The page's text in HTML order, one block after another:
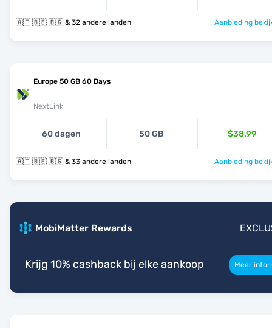
🇦🇹 🇧🇪 🇧🇬 & 32 andere landen Aanbieding
Europe 50 GB 60 Days
NextLink
60 dagen 50 GB $38.99
🇦🇹 🇧🇪 🇧🇬 & 33 andere landen Aanbieding
MobiMatter Rewards
Krijg 10% cashback bij elke aankoop Meer